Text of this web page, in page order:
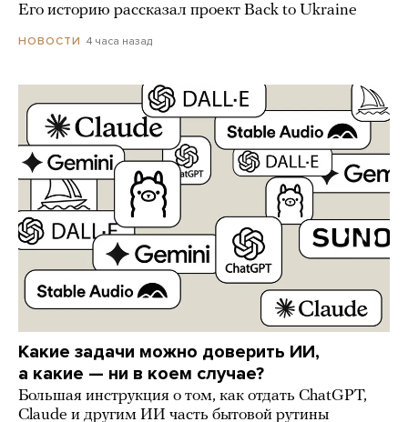
Его историю рассказал проект Back to Ukraine
НОВОСТИ 4 часа назад
Какие задачи можно доверить ИИ,
а какие — ни в коем случае?
Большая инструкция о том, как отдать ChatGPT,
Claude и другим ИИ часть бытовой рутины